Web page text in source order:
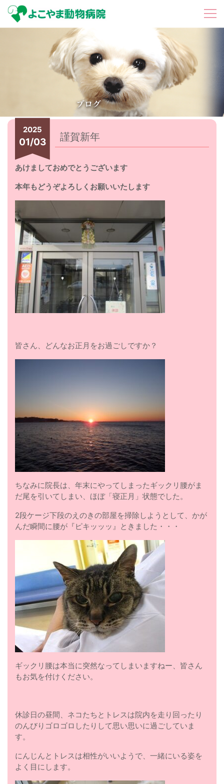
2025
01/03 謹賀新年
あけましておめでとうございます
本年もどうぞよろしくお願いいたします
皆さん、どんなお正月をお過ごしですか？
ちなみに院長は、年末にやってしまったギックリ腰がま
だ尾を引いてしまい、ほぼ「寝正月」状態でした。
2段ケージ下段のえのきの部屋を掃除しようとして、かが
んだ瞬間に腰が『ピキッッッ』ときました・・・
ギックリ腰は本当に突然なってしまいますねー、皆さん
もお気を付けください。
休診日の昼間、ネコたちとトレスは院内を走り回ったり
のんびりゴロゴロしたりして思い思いに過ごしていま
す。
にんじんとトレスは相性がいいようで、一緒にいる姿を
よく目にします。